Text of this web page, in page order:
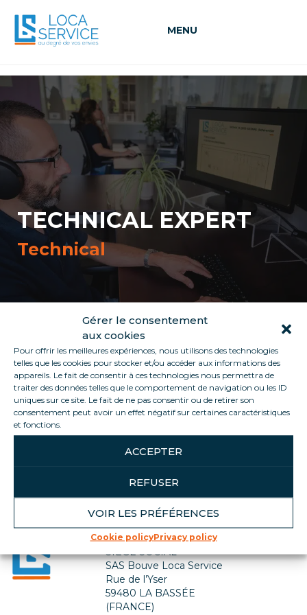
Gérer le consentement
aux cookies
Pour offrir les meilleures expériences, nous utilisons des technologies
telles que les cookies pour stocker et/ou accéder aux informations des
appareils. Le fait de consentir à ces technologies nous permettra de
traiter des données telles que le comportement de navigation ou les ID
uniques sur ce site. Le fait de ne pas consentir ou de retirer son
consentement peut avoir un effet négatif sur certaines caractéristiques
et fonctions.
ACCEPTER
REFUSER
VOIR LES PRÉFÉRENCES
Cookie policyPrivacy policy
MENU
TECHNICAL EXPERT
Technical
Back to jobs list
Contact us
SIÈGE SOCIAL
SAS Bouve Loca Service
Rue de l’Yser
59480 LA BASSÉE
(FRANCE)